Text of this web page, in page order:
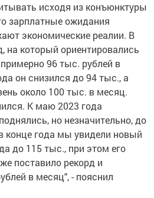
исходя из конъюнктуры
зарплатные ожидания
экономические реалии. В
на который ориентировались
96 тыс. рублей в
он снизился до 94 тыс., а
около 100 тыс. в месяц.
К маю 2023 года
но незначительно, до
конце года мы увидели новый
до 115 тыс., при этом его
поставило рекорд и
в месяц", - пояснил